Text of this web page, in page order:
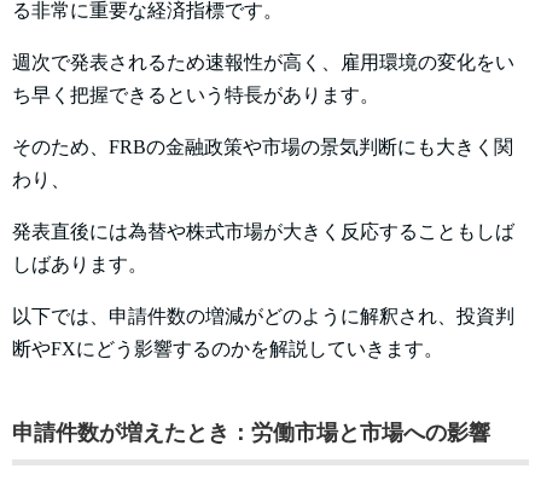
る非常に重要な経済指標です。
週次で発表されるため速報性が高く、雇用環境の変化をい
ち早く把握できるという特長があります。
そのため、FRBの金融政策や市場の景気判断にも大きく関
わり、
発表直後には為替や株式市場が大きく反応することもしば
しばあります。
以下では、申請件数の増減がどのように解釈され、投資判
断やFXにどう影響するのかを解説していきます。
申請件数が増えたとき：労働市場と市場への影響